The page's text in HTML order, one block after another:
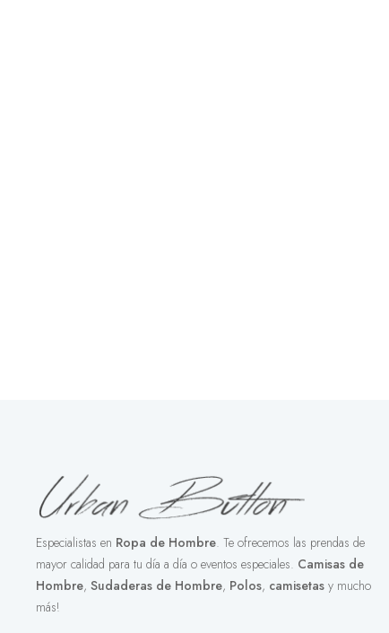
Especialistas en Ropa de Hombre. Te ofrecemos las prendas de
mayor calidad para tu día a día o eventos especiales. Camisas de
Hombre, Sudaderas de Hombre, Polos, camisetas y mucho
más!